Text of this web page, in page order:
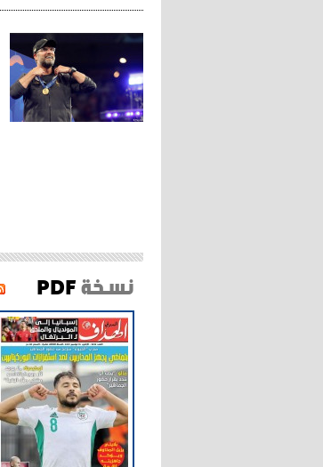
نسخةPDF